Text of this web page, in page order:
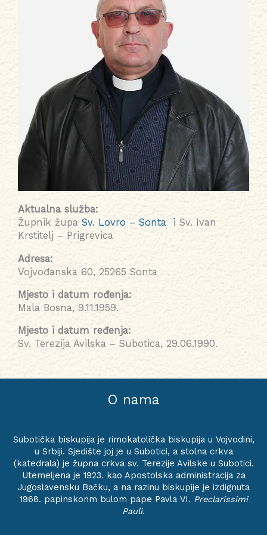
Aktualna služba:
Župnik župa Sv. Lovro – Sonta i Sv. Ivan
Krstitelj – Prigrevica
Adresa:
Vojvođanska 60, 25265 Sonta
Mjesto i datum rođenja:
Mala Bosna, 9.11.1959.
Mjesto i datum ređenja:
Sv. Terezija Avilska – Subotica, 29.06.1990.
O nama
Subotička biskupija je rimokatolička biskupija u Vojvodini,
u Srbiji. Sjedište joj je u Subotici, a stolna crkva
(katedrala) je župna crkva sv. Terezije Avilske u Subotici.
Utemeljena je 1923. kao Apostolska administracija za
Jugoslavensku Bačku, a na razinu biskupije je izdignuta
1968. papinskonm bulom pape Pavla VI. Preclarissimi
Pauli.